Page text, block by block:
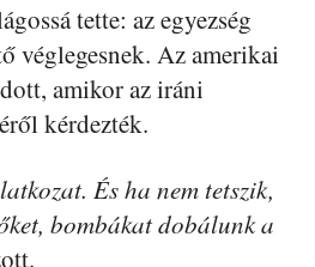
tette: az egyezség
véglegesnek. Az amerikai
amikor az iráni
kérdezték.
És ha nem tetszik,
bombákat dobálunk a